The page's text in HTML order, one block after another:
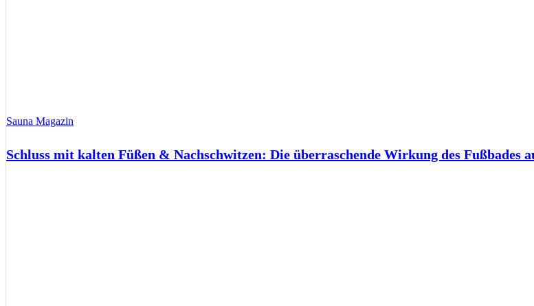
Sauna Magazin
Schluss mit kalten Füßen & Nachschwitzen: Die überraschende Wirkung des Fußbades